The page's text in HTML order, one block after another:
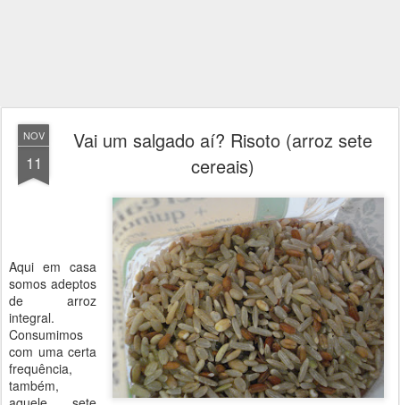
NOV
11
Vai um salgado aí? Risoto (arroz sete
cereais)
Aqui em casa
somos adeptos
de arroz
integral.
Consumimos
com uma certa
frequência,
também,